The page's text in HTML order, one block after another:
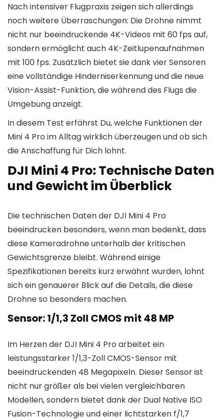
Nach intensiver Flugpraxis zeigen sich allerdings
noch weitere Überraschungen: Die Drohne nimmt
nicht nur beeindruckende 4K-Videos mit 60 fps auf,
sondern ermöglicht auch 4K-Zeitlupenaufnahmen
mit 100 fps. Zusätzlich bietet sie dank vier Sensoren
eine vollständige Hinderniserkennung und die neue
Vision-Assist-Funktion, die während des Flugs die
Umgebung anzeigt.
In diesem Test erfährst Du, welche Funktionen der
Mini 4 Pro im Alltag wirklich überzeugen und ob sich
die Anschaffung für Dich lohnt.
DJI Mini 4 Pro: Technische Daten
und Gewicht im Überblick
Die technischen Daten der DJI Mini 4 Pro
beeindrucken besonders, wenn man bedenkt, dass
diese Kameradrohne unterhalb der kritischen
Gewichtsgrenze bleibt. Während einige
Spezifikationen bereits kurz erwähnt wurden, lohnt
sich ein genauerer Blick auf die Details, die diese
Drohne so besonders machen.
Sensor: 1/1,3 Zoll CMOS mit 48 MP
Im Herzen der DJI Mini 4 Pro arbeitet ein
leistungsstarker 1/1,3-Zoll CMOS-Sensor mit
beeindruckenden 48 Megapixeln. Dieser Sensor ist
nicht nur größer als bei vielen vergleichbaren
Modellen, sondern bietet dank der Dual Native ISO
Fusion-Technologie und einer lichtstarken f/1,7